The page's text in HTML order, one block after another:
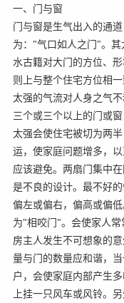
一、门与窗
门与窗是生气出入的通
为："气口如人之门"。
水古籍对大门的方位、
则上与整个住宅方位相
太强的气流对人身之气
三个或三个以上的门或
太强会使住宅被切为两
运，使家庭问题增多，
应该避免。两扇门集中
是不良的设计。最不好
偏左或偏右，偏高或偏
为"相咬门"。会使家人
房主人发生不可想象的
量与门的数量应和谐，
户，会使家庭内部产生
上挂一只风车或风铃。